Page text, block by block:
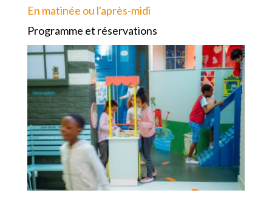
En matinée ou l'après-midi
Programme et réservations